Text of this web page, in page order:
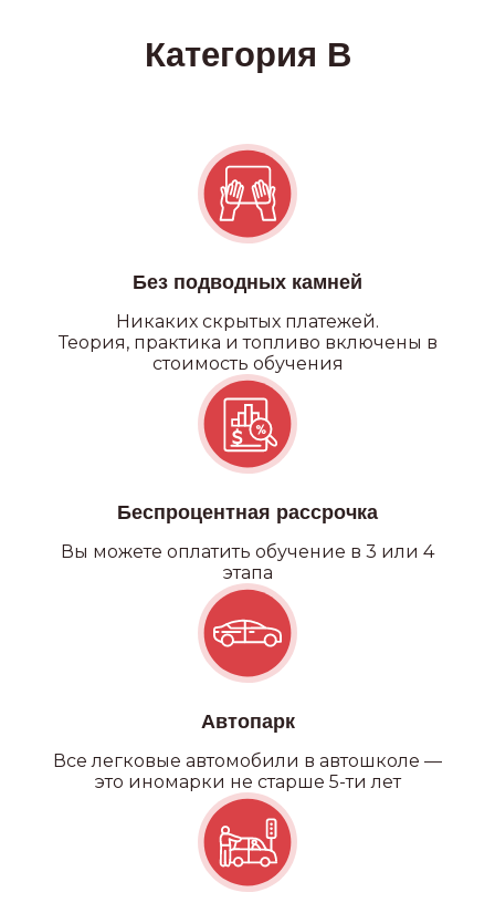
Без подводных камней
Никаких скрытых платежей.
Теория, практика и топливо включены в
стоимость обучения
Беспроцентная рассрочка
Вы можете оплатить обучение в 3 или 4
этапа
Автопарк
Все легковые автомобили в автошколе —
это иномарки не старше 5-ти лет